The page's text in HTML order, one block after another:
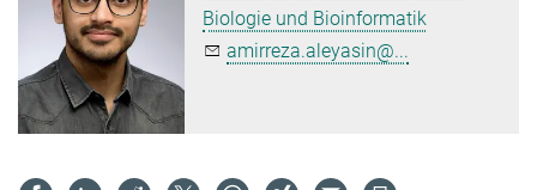
Biologie und Bioinformatik
amirreza.aleyasin@...